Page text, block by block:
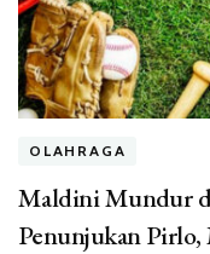
OLAHRAGA
Maldini Mundur
Penunjukan